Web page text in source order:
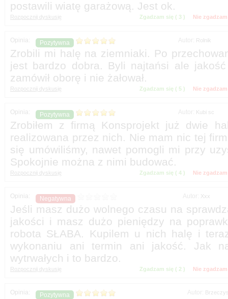
Zgadzam się ( ) Nie
Autor:
Zrobili mi halę na ziemniaki. Po
jest bardzo dobra. Byli najtańsi ale
Zgadzam się ( ) Nie
Autor:
Zrobiłem z firmą Konsprojekt już dwie
realizowana przez nich. Nie mam nic tej
się umówiliśmy, nawet pomogli mi przy
Zgadzam się ( ) Nie
Autor:
Jeśli masz dużo wolnego czasu na
jakości i masz dużo pieniędzy na
robota SŁABA. Kupilem u nich halę i
wykonaniu ani termin ani jakość. Jak
Zgadzam się ( ) Nie
Autor: